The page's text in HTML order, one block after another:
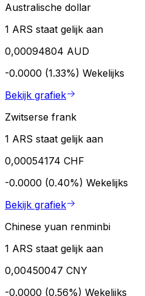
Australische dollar
1 ARS staat gelijk aan
0,00094804 AUD
-0.0000 (1.33%) Wekelijks
Bekijk grafiek
Zwitserse frank
1 ARS staat gelijk aan
0,00054174 CHF
-0.0000 (0.40%) Wekelijks
Bekijk grafiek
Chinese yuan renminbi
1 ARS staat gelijk aan
0,00450047 CNY
-0.0000 (0.56%) Wekelijks